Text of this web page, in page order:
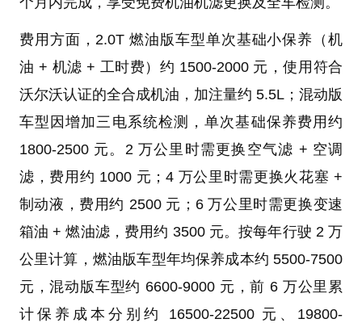
费用方面，2.0T 燃油版车型单次基础小保养（机
油 + 机滤 + 工时费）约 1500-2000 元，使用符合
沃尔沃认证的全合成机油，加注量约 5.5L；混动版
车型因增加三电系统检测，单次基础保养费用约
1800-2500 元。2 万公里时需更换空气滤 + 空调
滤，费用约 1000 元；4 万公里时需更换火花塞 +
制动液，费用约 2500 元；6 万公里时需更换变速
箱油 + 燃油滤，费用约 3500 元。按每年行驶 2 万
公里计算，燃油版车型年均保养成本约 5500-7500
元，混动版车型约 6600-9000 元，前 6 万公里累
计保养成本分别约 16500-22500 元、19800-